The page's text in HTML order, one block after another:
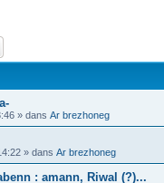
» dans Ar brezhoneg
» dans Ar brezhoneg
: amann, Riwal (?)...